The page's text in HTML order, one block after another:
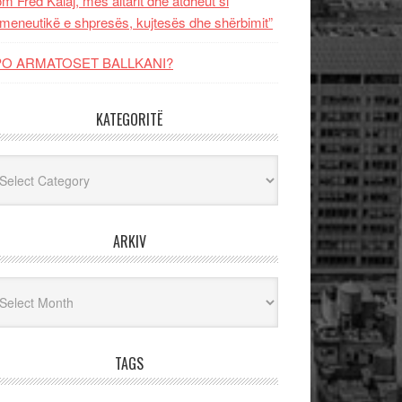
e shpresës, kujtesës dhe shërbimit”
ARMATOSET BALLKANI?
KATEGORITË
ARKIV
TAGS